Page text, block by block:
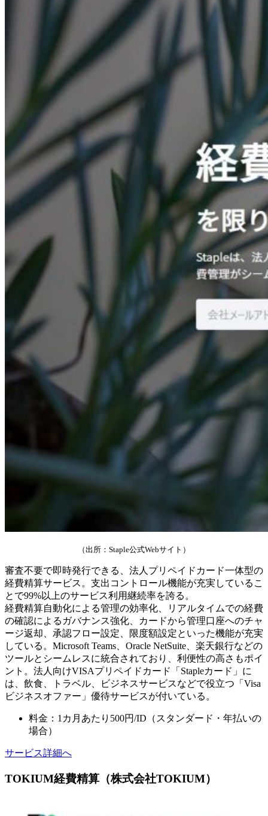
（出所：Staple公式Webサイト）
審査不要で即時発行できる、法人プリペイドカード一体型の
経費精算サービス。支出コントロール機能が充実しているこ
とで99%以上のサービス利用継続率を誇る。
経費精算自動化による管理の効率化、リアルタイムでの経費
の確認によるガバナンス強化、カードから管理口座へのチャ
ージ返却、承認フロー設定、限度額設定といった機能が充実
している。Microsoft Teams、Oracle NetSuite、楽天銀行などの
ツールとシームレスに統合されており、利便性の高さもポイ
ント。法人向けVISAプリペイドカード「Stapleカード」に
は、飲食、トラベル、ビジネスサービスなどで役立つ「Visa
ビジネスオファー」優待サービスが付いている。
料金：1カ月あたり500円/ID（スタンダード・年払いの
場合）
サービス詳細へ
TOKIUM経費精算（株式会社TOKIUM）